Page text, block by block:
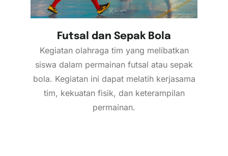
Futsal dan Sepak Bola
Kegiatan olahraga tim yang melibatkan
siswa dalam permainan futsal atau sepak
bola. Kegiatan ini dapat melatih kerjasama
tim, kekuatan fisik, dan keterampilan
permainan.